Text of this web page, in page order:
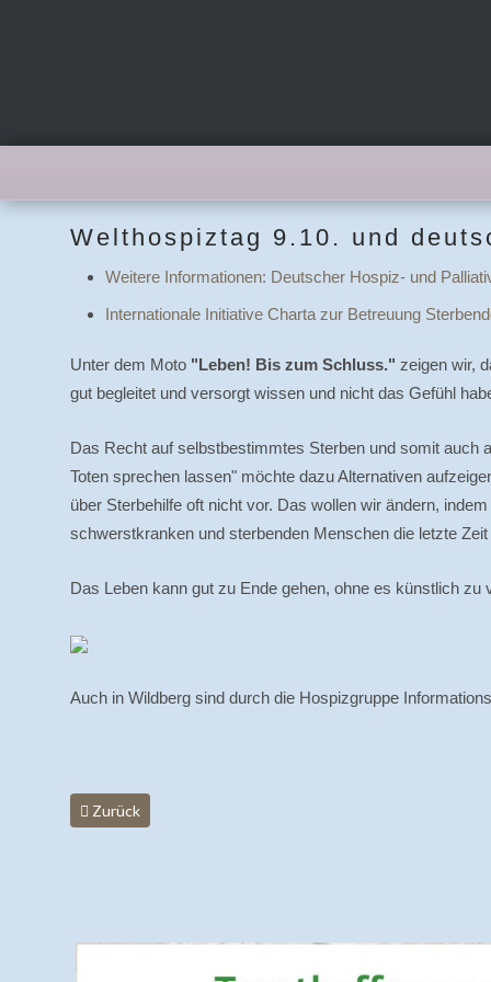
Welthospiztag 9.10. und
Weitere Informationen: Deutscher Hospiz- und
Internationale Initiative Charta zur Betreuung
Unter dem Moto "Leben! Bis zum Schluss." zeigen wir,
gut begleitet und versorgt wissen und nicht das Gefühl
Das Recht auf selbstbestimmtes Sterben und somit auch
Toten sprechen lassen" möchte dazu Alternativen
über Sterbehilfe oft nicht vor. Das wollen wir ändern,
schwerstkranken und sterbenden Menschen die letzte
Das Leben kann gut zu Ende gehen, ohne es künstlich
Auch in Wildberg sind durch die Hospizgruppe
Vorheriger Beitrag: Vorbereitungskurs "Schwerkranke und
Zurück